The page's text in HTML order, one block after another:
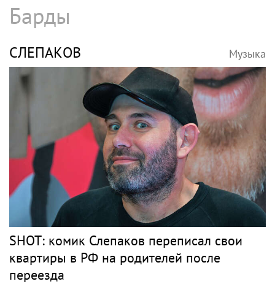
Барды
СЛЕПАКОВ Музыка
SHOT: комик Слепаков переписал свои
квартиры в РФ на родителей после
переезда